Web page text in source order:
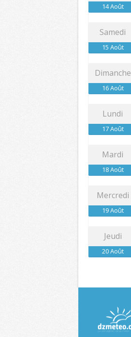
14 Août
Samedi
15 Août
Dimanche
16 Août
Lundi
17 Août
Mardi
18 Août
Mercredi
19 Août
Jeudi
20 Août